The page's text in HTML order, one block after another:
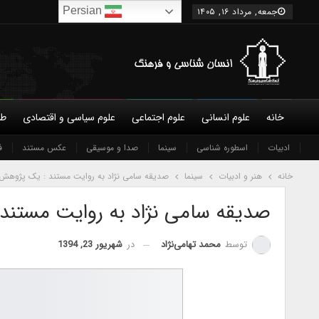
جمعه, مرداد ۱۶, ۱۴۰۵
خانه
درباره ما شورای عالی نویسندگان شرایط همکاری و عضویت
علوم انسانی علوم اجتماعی علوم سیاسی و اقتصادی
ادبیات اسطوره شناسی سینما صدا و موسیقی عکس مستند
خانه هنر و ادبیات سینما صدیقه سامی نژاد به روایت مستند : یک پژوهش
صدیقه سامی نژاد به روایت
توسط محمد تهامی‌نژاد در شهریور 23, 1394